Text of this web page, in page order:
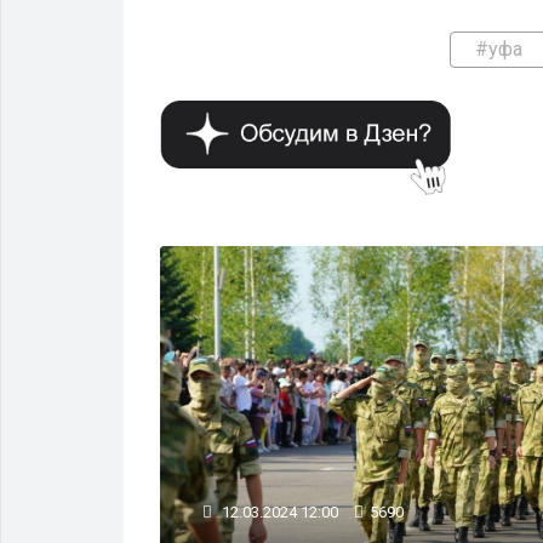
#уфа
12.03.2024 12:00 5690